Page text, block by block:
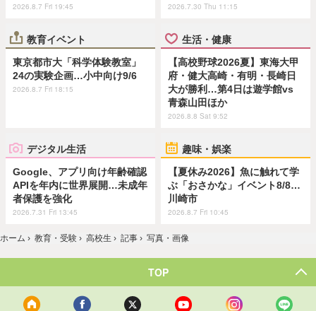
2026.8.7 Fri 19:45 2026.7.30 Thu 11:15
教育イベント
東京都市大「科学体験教室」
24の実験企画…小中向け9/6
2026.8.7 Fri 18:15
生活・健康
【高校野球2026夏】東海大甲
府・健大高崎・有明・長崎日
大が勝利…第4日は遊学館vs
青森山田ほか
2026.8.8 Sat 9:52
デジタル生活
Google、アプリ向け年齢確認
APIを年内に世界展開…未成年
者保護を強化
2026.7.31 Fri 13:45
趣味・娯楽
【夏休み2026】魚に触れて学
ぶ「おさかな」イベント8/8…
川崎市
2026.8.7 Fri 10:45
ホーム › 教育・受験 › 高校生 › 記事 › 写真・画像
TOP